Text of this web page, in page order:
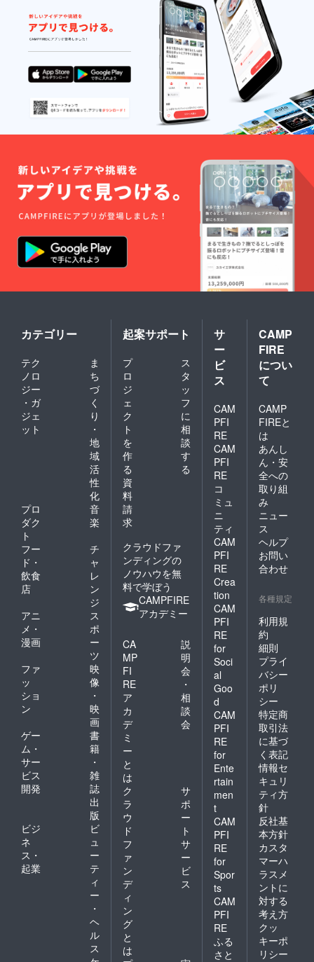
カテゴリー
テク
ノロ
ジー
・ガ
ジェ
ット
ま
ち
づ
く
り
・
地
域
活
性
化
プロ
ダク
ト
音
楽
フー
ド・
飲食
店
チ
ャ
レ
ン
ジ
アニ
メ・
漫画
ス
ポ
ー
ツ
ファ
ッ
ショ
ン
映
像
・
映
画
ゲー
ム・
サー
ビス
開発
書
籍
・
雑
誌
出
版
ビジ
ネ
ス・
起業
ビ
ュ
ー
テ
ィ
ー
・
ヘ
ル
ス
起案サポート
プ
ロ
ジ
ェ
ク
ト
を
作
る
ス
タ
ッ
フ
に
相
談
す
る
資
料
請
求
クラウドファ
ンディングの
ノウハウを無
料で学ぼう
CAMPFIRE
アカデミー
CA
MP
FI
RE
ア
カ
デ
ミ
ー
と
は
説
明
会
・
相
談
会
ク
ラ
ウ
ド
フ
ァ
ン
デ
ィ
ン
グ
と
は
サ
ポ
ー
ト
サ
ー
ビ
ス
サ
ー
ビ
ス
CAM
PFI
RE
CAM
PFI
RE
コ
ミュ
ニ
ティ
CAM
PFI
RE
Crea
tion
CAM
PFI
RE
for
Soci
al
Goo
d
CAM
PFI
RE
for
Ente
rtain
men
t
CAM
PFI
RE
for
Spor
ts
CAM
PFI
RE
ふる
さと
CAMP
FIRE
につい
て
CAMP
FIREと
は
あんし
ん・安
全への
取り組
み
ニュー
ス
ヘルプ
お問い
合わせ
各種規定
利用規
約
細則
プライ
バシー
ポリ
シー
特定商
取引法
に基づ
く表記
情報セ
キュリ
ティ方
針
反社基
本方針
カスタ
マーハ
ラスメ
ントに
対する
考え方
クッ
キーポ
リシー